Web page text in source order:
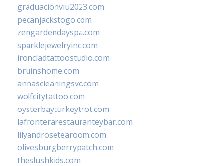
graduacionviu2023.com
pecanjackstogo.com
zengardendayspa.com
sparklejewelryinc.com
ironcladtattoostudio.com
bruinshome.com
annascleaningsvc.com
wolfcitytattoo.com
oysterbayturkeytrot.com
lafronterarestauranteybar.com
lilyandrosetearoom.com
olivesburgberrypatch.com
theslushkids.com